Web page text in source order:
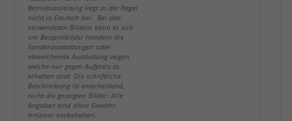
Betriebsanleitung liegt in der Regel
nicht in Deutsch bei. Bei den
verwendeten Bildern kann es sich
um Beispielbilder handeln die
Sonderausstattungen oder
abweichende Ausstattung zeigen,
welche nur gegen Aufpreis zu
erhalten sind. Die schriftliche
Beschreibung ist entscheidend,
nicht die gezeigten Bilder. Alle
Angaben sind ohne Gewähr.
Irrtümer vorbehalten.